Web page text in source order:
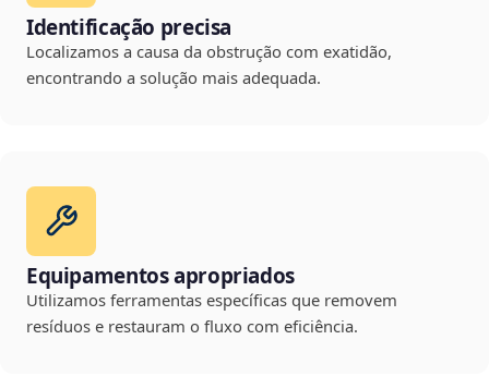
Identificação precisa
Localizamos a causa da obstrução com exatidão,
encontrando a solução mais adequada.
Equipamentos apropriados
Utilizamos ferramentas específicas que removem
resíduos e restauram o fluxo com eficiência.